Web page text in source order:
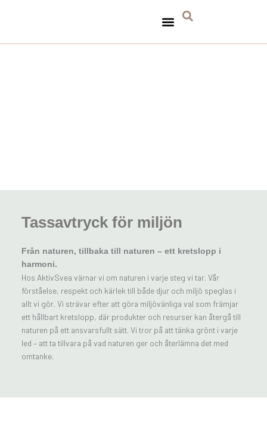
Tassavtryck för miljön
Från naturen, tillbaka till naturen – ett kretslopp i
harmoni.
Hos AktivSvea värnar vi om naturen i varje steg vi tar. Vår
förståelse, respekt och kärlek till både djur och miljö speglas i
allt vi gör. Vi strävar efter att göra miljövänliga val som främjar
ett hållbart kretslopp, där produkter och resurser kan återgå till
naturen på ett ansvarsfullt sätt. Vi tror på att tänka grönt i varje
led – att ta tillvara på vad naturen ger och återlämna det med
omtanke.